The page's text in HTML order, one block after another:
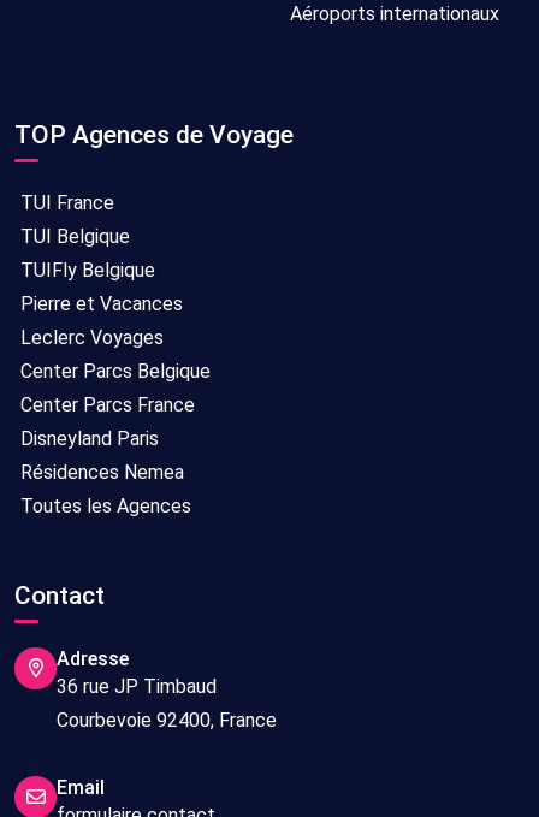
Aéroports internationaux
TOP Agences de Voyage
TUI France
TUI Belgique
TUIFly Belgique
Pierre et Vacances
Leclerc Voyages
Center Parcs Belgique
Center Parcs France
Disneyland Paris
Résidences Nemea
Toutes les Agences
Contact
Adresse
36 rue JP Timbaud
Courbevoie 92400, France
Email